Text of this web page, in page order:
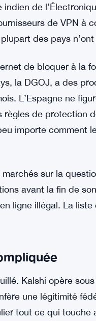
déjà sous
y ont été classés
contre
de
de VPN à
des pays n’ont
de bloquer à la
la DGOJ, a des
L’Espagne ne
de protection
sur la
avant la fin de son
ligne illégal. La